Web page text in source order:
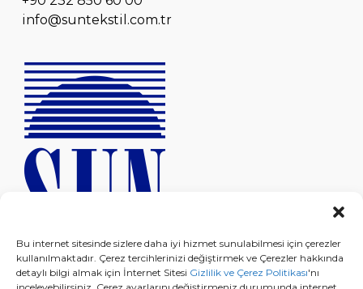
Bu internet sitesinde sizlere daha iyi hizmet sunulabilmesi için çerezler
kullanılmaktadır. Çerez tercihlerinizi değiştirmek ve Çerezler hakkında
detaylı bilgi almak için İnternet Sitesi Gizlilik ve Çerez Politikası'nı
info@suntekstil.com.tr